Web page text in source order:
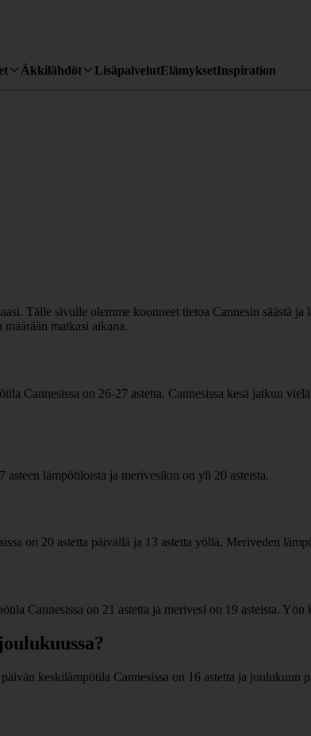
Äkkilähdöt LisäpalvelutElämyksetInspiration
Tälle sivulle olemme koonneet tietoa Cannesin säästä
matkasi aikana.
Cannesissa on 26-27 astetta. Cannesissa kesä jatkuu
lämpötiloista ja merivesikin on yli 20 asteista.
on 20 astetta päivällä ja 13 astetta yöllä. Meriveden
Cannesissa on 21 astetta ja merivesi on 19 asteista. Yön
keskilämpötila Cannesissa on 16 astetta ja